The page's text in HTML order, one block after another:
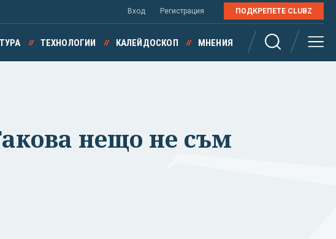
Вход Регистрация ПОДКРЕПЕТЕ CLUBZ
ТЕХНОЛОГИИ КАЛЕЙДОСКОП МНЕНИЯ
нещо не съм